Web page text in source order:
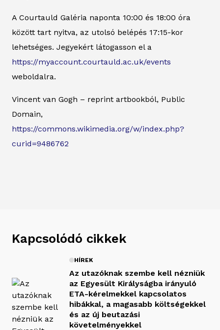
A Courtauld Galéria naponta 10:00 és 18:00 óra
között tart nyitva, az utolsó belépés 17:15-kor
lehetséges. Jegyekért látogasson el a
https://myaccount.courtauld.ac.uk/events
weboldalra.
Vincent van Gogh – reprint artbookból, Public
Domain,
https://commons.wikimedia.org/w/index.php?
curid=9486762
Kapcsolódó cikkek
HÍREK
Az utazóknak szembe kell nézniük
az Egyesült Királyságba irányuló
ETA-kérelmekkel kapcsolatos
hibákkal, a magasabb költségekkel
és az új beutazási
követelményekkel